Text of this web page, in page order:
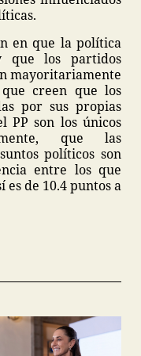
en que la política
que los partidos
mayoritariamente
creen que los
por sus propias
PP son los únicos
que las
políticos son
entre los que
es de 10.4 puntos a